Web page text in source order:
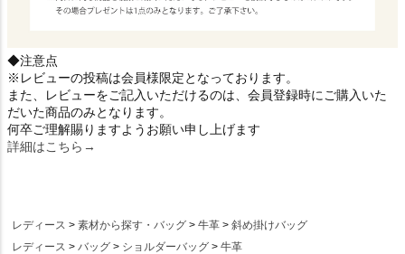
◆注意点
※レビューの投稿は会員様限定となっております。
また、レビューをご記入いただけるのは、会員登録時にご購入いた
だいた商品のみとなります。
何卒ご理解賜りますようお願い申し上げます
詳細はこちら→
レディース 素材から探す・バッグ 牛革
斜め掛けバッグ
レディース
バッグ ショルダーバッグ
牛革